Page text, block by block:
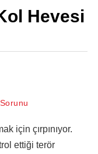
Hevesi
için çırpınıyor.
ettiği terör